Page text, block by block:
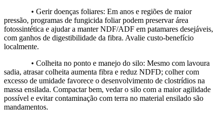
• Gerir doenças foliares: Em anos e regiões de maior
pressão, programas de fungicida foliar podem preservar área
fotossintética e ajudar a manter NDF/ADF em patamares desejáveis,
com ganhos de digestibilidade da fibra. Avalie custo-benefício
localmente.
• Colheita no ponto e manejo do silo: Mesmo com lavoura
sadia, atrasar colheita aumenta fibra e reduz NDFD; colher com
excesso de umidade favorece o desenvolvimento de clostrídios na
massa ensilada. Compactar bem, vedar o silo com a maior agilidade
possível e evitar contaminação com terra no material ensilado são
mandamentos.